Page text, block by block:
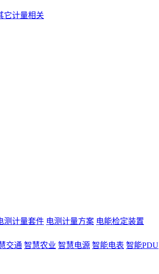
它计量相关
测计量套件 电测计量方案 电能检定装置
交通 智慧农业 智慧电源 智能电表 智能PDU